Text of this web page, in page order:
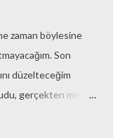
zaman böylesine
Son
düzelteceğim
gerçekten merak
anlamında...